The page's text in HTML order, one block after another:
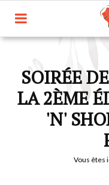
SOIRÉE
LA 2ÈME
'N'
Vous êtes